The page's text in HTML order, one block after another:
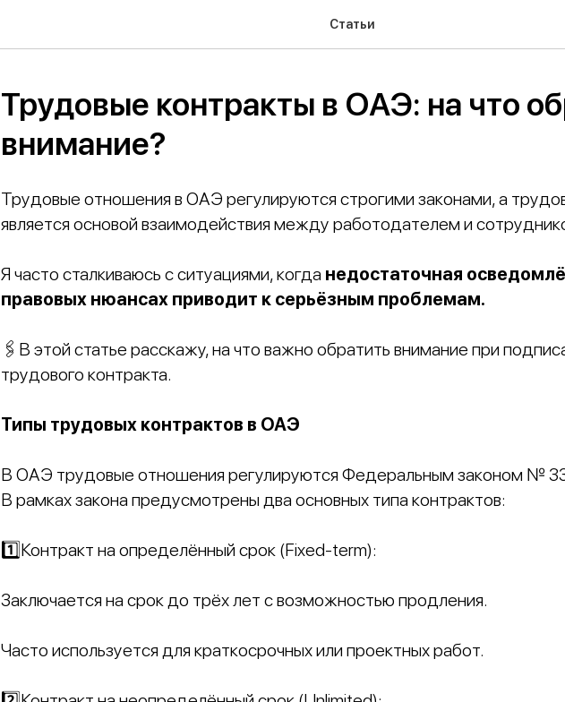
Статьи
Трудовые контракты в ОАЭ: на что
внимание?
Трудовые отношения в ОАЭ регулируются строгими законами, а
является основой взаимодействия между работодателем и
Я часто сталкиваюсь с ситуациями, когда недостаточная
правовых нюансах приводит к серьёзным проблемам.
🖇В этой статье расскажу, на что важно обратить внимание при
трудового контракта.
Типы трудовых контрактов в ОАЭ
В ОАЭ трудовые отношения регулируются Федеральным законом №
В рамках закона предусмотрены два основных типа контрактов:
1️⃣Контракт на определённый срок (Fixed-term):
Заключается на срок до трёх лет с возможностью продления.
Часто используется для краткосрочных или проектных работ.